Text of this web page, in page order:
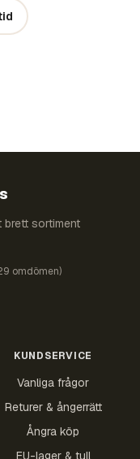
brett sortiment
omdömen)
KUNDSERVICE
Vanliga frågor
Returer & ångerrätt
Ångra köp
EU-lager & tull